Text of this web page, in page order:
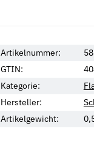
Artikelnummer:
GTIN:
Kategorie:
Hersteller:
Artikelgewicht: